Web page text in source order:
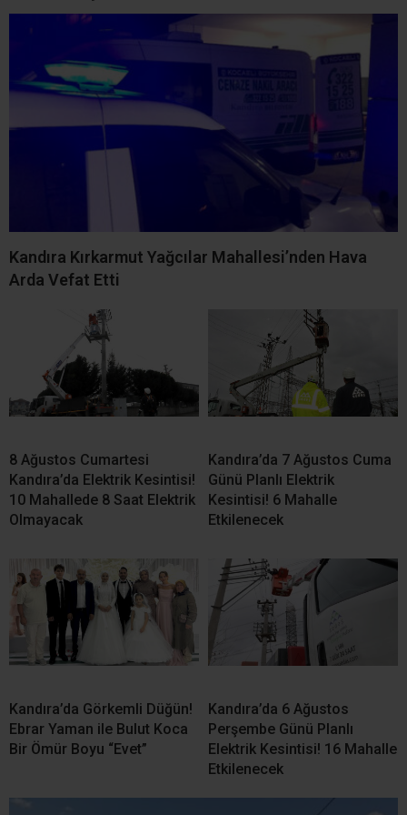
8 Ağustos Cumartesi
Kandıra’da Elektrik Kesintisi!
10 Mahallede 8 Saat Elektrik
Kandıra’da 7 Ağustos Cuma
Günü Planlı Elektrik
Etkilenecek
Kandıra’da Görkemli Düğün!
Ebrar Yaman ile Bulut Koca
Bir Ömür Boyu “Evet”
Kandıra’da 6 Ağustos
Perşembe Günü Planlı
Elektrik Kesintisi! 16 Mahalle
Etkilenecek
Kandıra Belediyesi’nden Fındık Hasadı Öncesi Üreticiye Yol
Desteği